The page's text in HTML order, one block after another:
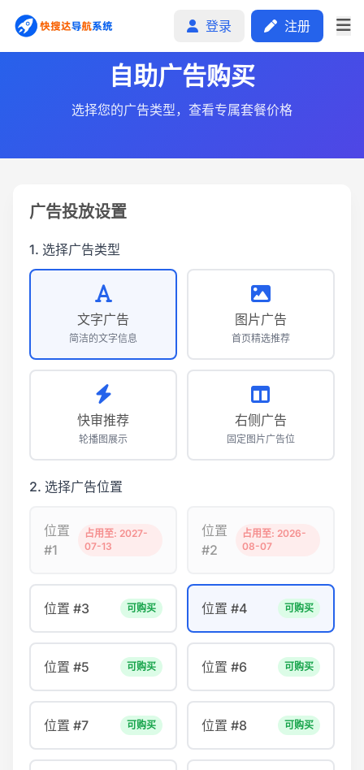
登录 注册
分类排行
自助广告
自助广告购买
选择您的广告类型，查看专属套餐价格
广告投放设置
1. 选择广告类型
文字广告
简洁的文字信息
图片广告
首页精选推荐
快审推荐
轮播图展示
右侧广告
固定图片广告位
2. 选择广告位置
位置
#1
占用至: 2027-
07-13
位置
#2
占用至: 2026-
08-07
位置 #3 可购买 位置 #4 可购买
位置 #5 可购买 位置 #6 可购买
位置 #7 可购买 位置 #8 可购买